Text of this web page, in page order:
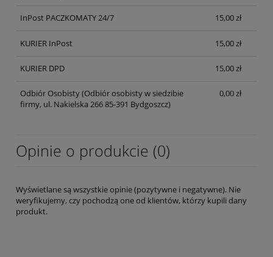
InPost PACZKOMATY 24/7 15,00 zł
KURIER InPost 15,00 zł
KURIER DPD 15,00 zł
Odbiór Osobisty(Odbiór osobisty w siedzibie
firmy, ul. Nakielska 266 85-391 Bydgoszcz)
0,00 zł
Opinie o produkcie (0)
Wyświetlane są wszystkie opinie (pozytywne i negatywne). Nie
weryfikujemy, czy pochodzą one od klientów, którzy kupili dany
produkt.